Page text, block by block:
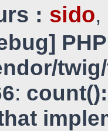
: sido,
: